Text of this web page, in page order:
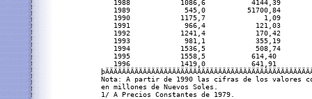
1988            1086,6           4144,39
1989             545,0          51700,84
1990            1175,7              1,09
1991             966,4            121,03
1992            1241,4            170,42
1993             981,1            355,19
1994            1536,5            508,74
1995            1558,5           614,40
1996            1419,0           641,91
Nota: A partir de 1990 las cifras de los valores
en millones de
1/ A Precios Constantes de 1979.